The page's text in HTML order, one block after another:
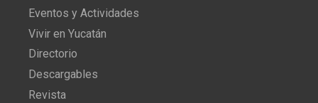
Eventos y Actividades
Vivir en Yucatán
Directorio
Descargables
Revista